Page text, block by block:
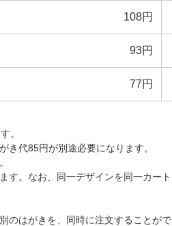
108円
93円
77円
。
代85円が別途必要になります。
。なお、同一デザインを同一カー
はがきを、同時に注文することがで